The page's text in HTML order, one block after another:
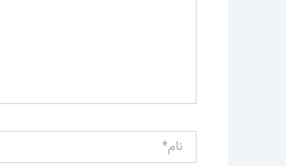
نام*